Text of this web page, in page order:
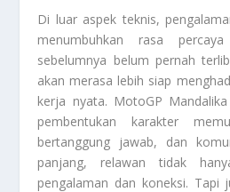
Di luar aspek teknis,
menumbuhkan rasa
sebelumnya belum pernah
akan merasa lebih siap
kerja nyata. MotoGP
pembentukan karakter
bertanggung jawab, dan
panjang, relawan tidak
pengalaman dan koneksi. Tapi